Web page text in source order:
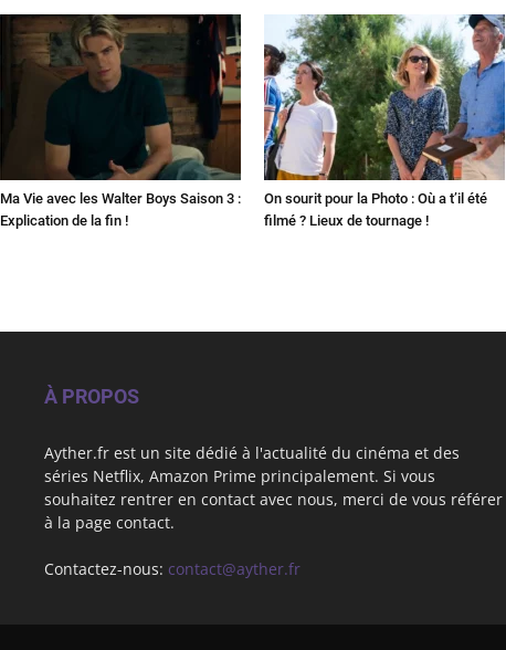
Ma Vie avec les Walter Boys Saison 3 :
Explication de la fin !
On sourit pour la Photo : Où a t’il été
filmé ? Lieux de tournage !
À PROPOS
Ayther.fr est un site dédié à l'actualité du cinéma et des
séries Netflix, Amazon Prime principalement. Si vous
souhaitez rentrer en contact avec nous, merci de vous référer
à la page contact.
Contactez-nous: contact@ayther.fr